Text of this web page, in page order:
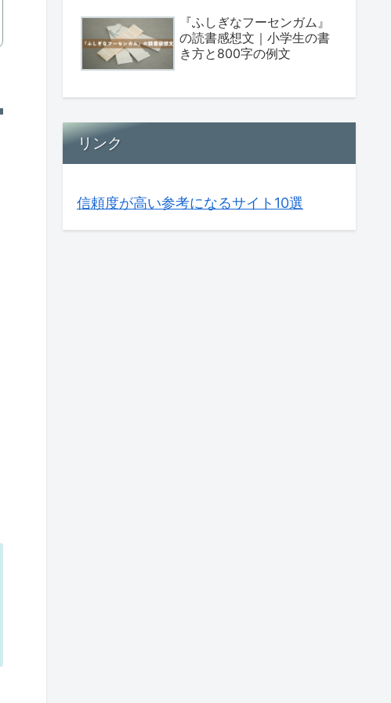
『ふしぎなフーセンガム』
の読書感想文｜小学生の書
き方と800字の例文
リンク
信頼度が高い参考になるサイト10選